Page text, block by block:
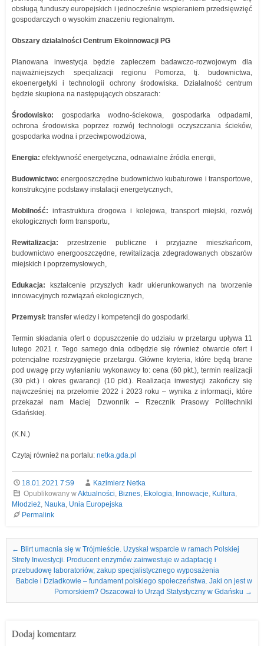
obsługą funduszy europejskich i jednocześnie wspieraniem przedsięwzięć
gospodarczych o wysokim znaczeniu regionalnym.
Obszary działalności Centrum Ekoinnowacji PG
Planowana inwestycja będzie zapleczem badawczo-rozwojowym dla
najważniejszych specjalizacji regionu Pomorza, tj. budownictwa,
ekoenergetyki i technologii ochrony środowiska. Działalność centrum
będzie skupiona na następujących obszarach:
Środowisko: gospodarka wodno-ściekowa, gospodarka odpadami,
ochrona środowiska poprzez rozwój technologii oczyszczania ścieków,
gospodarka wodna i przeciwpowodziowa,
Energia: efektywność energetyczna, odnawialne źródła energii,
Budownictwo: energooszczędne budownictwo kubaturowe i transportowe,
konstrukcyjne podstawy instalacji energetycznych,
Mobilność: infrastruktura drogowa i kolejowa, transport miejski, rozwój
ekologicznych form transportu,
Rewitalizacja: przestrzenie publiczne i przyjazne mieszkańcom,
budownictwo energooszczędne, rewitalizacja zdegradowanych obszarów
miejskich i poprzemysłowych,
Edukacja: kształcenie przyszłych kadr ukierunkowanych na tworzenie
innowacyjnych rozwiązań ekologicznych,
Przemysł: transfer wiedzy i kompetencji do gospodarki.
Termin składania ofert o dopuszczenie do udziału w przetargu upływa 11
lutego 2021 r. Tego samego dnia odbędzie się również otwarcie ofert i
potencjalne rozstrzygnięcie przetargu. Główne kryteria, które będą brane
pod uwagę przy wyłanianiu wykonawcy to: cena (60 pkt.), termin realizacji
(30 pkt.) i okres gwarancji (10 pkt.). Realizacja inwestycji zakończy się
najwcześniej na przełomie 2022 i 2023 roku – wynika z informacji, które
przekazał nam Maciej Dzwonnik – Rzecznik Prasowy Politechniki
Gdańskiej.
(K.N.)
Czytaj również na portalu: netka.gda.pl
18.01.2021 7:59
Kazimierz Netka
Opublikowany wAktualności, Biznes, Ekologia, Innowacje, Kultura,
Młodzież, Nauka, Unia Europejska
Permalink
Nawigacja we wpisach
← Blirt umacnia się w Trójmieście. Uzyskał wsparcie w ramach Polskiej
Strefy Inwestycji. Producent enzymów zainwestuje w adaptację i
przebudowę laboratoriów, zakup specjalistycznego wyposażenia
Babcie i Dziadkowie – fundament polskiego społeczeństwa. Jaki on jest w
Pomorskiem? Oszacował to Urząd Statystyczny w Gdańsku →
Dodaj komentarz